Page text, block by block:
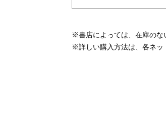
※書店によっては、在庫のな
※詳しい購入方法は、各ネッ